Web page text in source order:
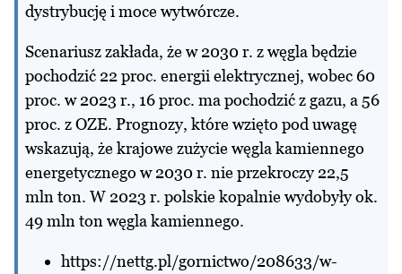
dystrybucję i moce wytwórcze.
Scenariusz zakłada, że w 2030 r. z węgla będzie
pochodzić 22 proc. energii elektrycznej, wobec 60
proc. w 2023 r., 16 proc. ma pochodzić z gazu, a 56
proc. z OZE. Prognozy, które wzięto pod uwagę
wskazują, że krajowe zużycie węgla kamiennego
energetycznego w 2030 r. nie przekroczy 22,5
mln ton. W 2023 r. polskie kopalnie wydobyły ok.
49 mln ton węgla kamiennego.
https://nettg.pl/gornictwo/208633/w-